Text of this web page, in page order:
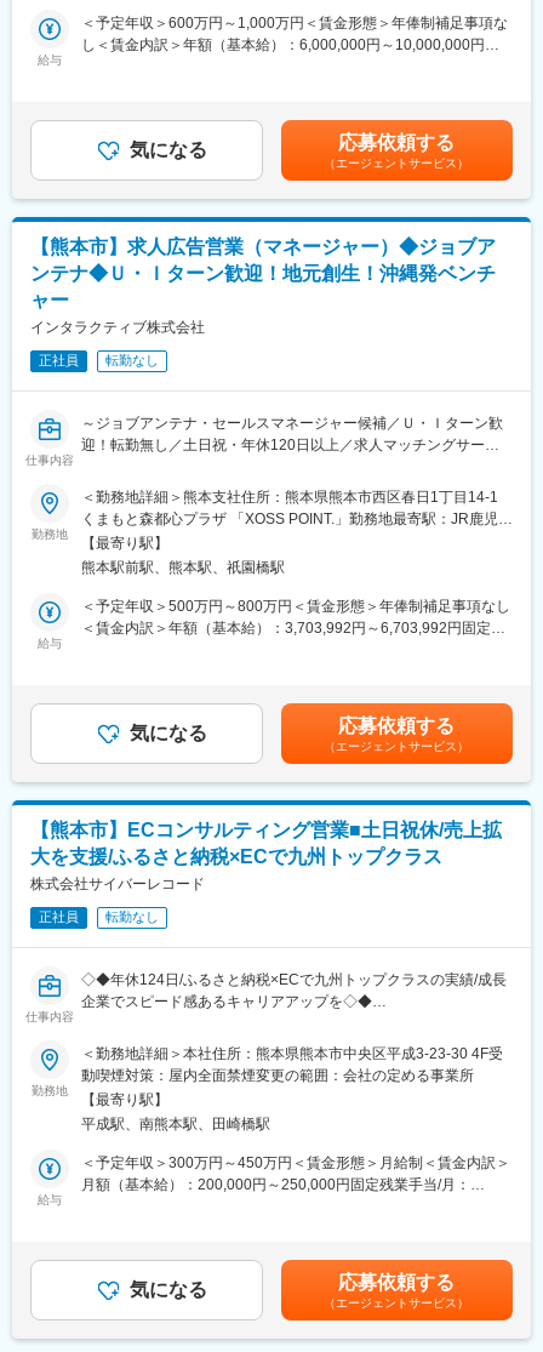
・営業未経験、業界未経験の方でも活躍実績が多数あります！
・顧客との距離が近く、自分が関わった仕事の成果・結果が短期
・様々な飲食のシーンを通して地域の人が笑顔になったり、飲食
店が元気になる、そして街が活気づくきっかけを作るお仕事で
す！
＼キャリアステップ／
3年間の契約社員での採用になります。
3年間の契約満了者全員に、一律100万円を支給するキャリアアッ
プ支援金制度などがあり、転職支援制度なども整っています。
卒業後のキャリア：地域ブロック限定の正社員登用・他業種営業
（大手広告代理店、IT系、メーカーの営業職等）・企画マーケテ
ィング職
変更の範囲：会社の定める業務
て成長した後、北海道、福岡、熊本、京都など全国でサービス拡
大を実施。
▼業務内容
新たに立ち上げる熊本拠点の事業開発を担う拠点責任者を募集し
・行政との連携
・拠点立ち上げ
・組織構成、立案
・営業戦略の策定
っていく想定です。
沖縄発のインターネットベンチャー企業です。2022年からは「地
域の可能性を解放する」をパーパスに定め、デジタルマーケティ
ング事業と人材事業を中核に地域に最適化した事業を生み出し、
北海道および福岡、熊本をはじめ、新たな地域へとエリアを広げ
給与
＜予定年収＞600万円～1,000万円＜賃金形態＞年俸制補足事項な
し＜賃金内訳＞年額（基本給）：6,000,000円～10,000,000円＜
を通じて上下する可能性があります。月給(月額)は固定手当を含め
た表記です。気になる 応募依頼する
（エージェントサービス）
【熊本市】求人広告営業（マネージャー）◆ジョブア
ンテナ◆Ｕ・Ｉターン歓迎！地元創生！沖縄発ベンチ
ャー
インタラクティブ株式会社
正社員 転勤なし
仕事内容
～ジョブアンテナ・セールスマネージャー候補／Ｕ・Ｉターン歓
迎！転勤無し／土日祝・年休120日以上／求人マッチングサービ
■募集ポジションについて
本ポジションは企業向けの採用コンサルティングや、ジョブアン
テナの媒体掲載企画を担う法人営業職（マネージャー候補）で
す。
ご入社後は、プレイングマネージャーとして組織を牽引いただき
たいと考えております。
・メンバー育成
・マーケットシェアを広げるための新規取引企業の開拓
・ジョブアンテナの新規企画提案、導入
■チーム構成
現在ジョブアンテナ事業部は北海道や福岡、熊本、京都のチーム
も含めて、雇用形態問わず約40名のメンバーで構成されていま
す。
鹿児島のセールスチームは現在1名+マネージャーの体制です。
■インタラクティブについて
沖縄発のインターネットベンチャー企業です。2022年からは「地
域の可能性を解放する」をパーパスに定め、デジタルマーケティ
ング事業と人材事業を中核に地域に最適化した事業を生み出し、
着実に全国展開を進めています。
＜主要事業＞
1.デジタルマーケティング事業
は、デジタルマーケティングの戦略立案から企画設計、制作・開
発、運用まで総合的に支援を行っています。デジタルに精通した
2.人材事業(ジョブアンテナ)
人材事業では2016年から沖縄最大の求人マッチングサービスを運
営しており、今や第二の事業の柱として成長しています。「地方
勤務地
＜勤務地詳細＞熊本支社住所：熊本県熊本市西区春日1丁目14-1
くまもと森都心プラザ 「XOSS POINT.」勤務地最寄駅：JR鹿児島
本線線／熊本駅受動喫煙対策：敷地内喫煙可能場所あり変更の範
囲：会社の定める事業所（リモートワーク含む）
【最寄り駅】
熊本駅前駅、熊本駅、祇園橋駅
給与
＜予定年収＞500万円～800万円＜賃金形態＞年俸制補足事項なし
＜賃金内訳＞年額（基本給）：3,703,992円～6,703,992円固定残
給与補足＞※経験・能力を考慮の上、当社規定により優遇します。
※賞与：半期に一度の表彰制度あり※昇給：年2回賃金はあくまで
も目安の金額であり、選考を通じて上下する可能性があります。
月給(月額)は固定手当を含めた表記です。
気になる 応募依頼する
（エージェントサービス）
【熊本市】ECコンサルティング営業■土日祝休/売上拡
大を支援/ふるさと納税×ECで九州トップクラス
株式会社サイバーレコード
正社員 転勤なし
仕事内容
◇◆年休124日/ふるさと納税×ECで九州トップクラスの実績/成長
企業でスピード感あるキャリアアップを◇◆
■職務内容：
～クライアントの「売れる仕組み」をつくるECコンサルティング
営業～
楽天・AmazonなどのECモールを活用し、企業の売上拡大を支援
するコンサルティング営業です。
単なる営業ではなく、「課題分析～戦略立案～実行」まで一貫し
て担います。
心）
・EC事業の課題ヒアリング
・売上向上に向けた提案（サイト改善・広告運用など）
勤務地
＜勤務地詳細＞本社住所：熊本県熊本市中央区平成3-23-30 4F受
動喫煙対策：屋内全面禁煙変更の範囲：会社の定める事業所
【最寄り駅】
平成駅、南熊本駅、田崎橋駅
給与
＜予定年収＞300万円～450万円＜賃金形態＞月給制＜賃金内訳＞
月額（基本給）：200,000円～250,000円固定残業手当/月：
給：年1回■賞与：年2回(3.00ヶ月分＊前年度実績)賃金はあくまで
も目安の金額であり、選考を通じて上下する可能性があります。
月給(月額)は固定手当を含めた表記です。
気になる 応募依頼する
（エージェントサービス）